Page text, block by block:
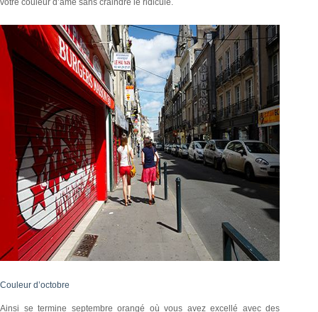
votre couleur d’âme sans craindre le ridicule.
Couleur d’octobre
Ainsi se termine septembre orangé où vous avez excellé avec des